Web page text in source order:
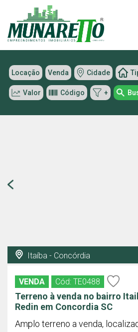
Locação Venda Cidade
Valor Código +
Itaíba - Concórdia
VENDA Cód: TE0488
Terreno à venda no bairro
Redin em Concordia SC
Amplo terreno a venda,